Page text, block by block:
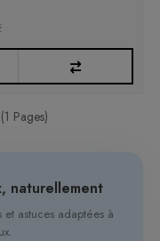
Pages)
naturellement
et astuces adaptées à